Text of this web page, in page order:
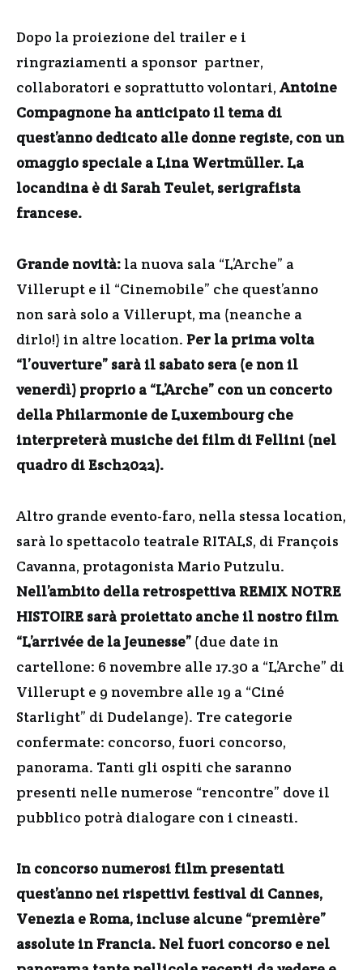
Dopo la proiezione del trailer e i
ringraziamenti a sponsor partner,
collaboratori e soprattutto volontari, Antoine
Compagnone ha anticipato il tema di
quest’anno dedicato alle donne registe, con un
omaggio speciale a Lina Wertmüller.La
locandina è di Sarah Teulet, serigrafista
francese.
Grande novità:la nuova sala “L’Arche” a
Villerupt e il “Cinemobile” che quest’anno
non sarà solo a Villerupt, ma (neanche a
dirlo!) in altre location. Per la prima volta
“l’ouverture” sarà il sabato sera (e non il
venerdì) proprio a “L’Arche” con un concerto
della Philarmonie de Luxembourg che
interpreterà musiche dei film di Fellini (nel
quadro di Esch2022).
Altro grande evento-faro, nella stessa location,
sarà lo spettacolo teatrale RITALS, di François
Cavanna, protagonista Mario Putzulu.
Nell’ambito della retrospettiva REMIX NOTRE
HISTOIRE sarà proiettato anche il nostro film
“L’arrivée de la Jeunesse” (due date in
cartellone: 6 novembre alle 17.30 a “L’Arche” di
Villerupt e 9 novembre alle 19 a “Ciné
Starlight” di Dudelange). Tre categorie
confermate: concorso, fuori concorso,
panorama. Tanti gli ospiti che saranno
presenti nelle numerose “rencontre” dove il
pubblico potrà dialogare con i cineasti.
In concorso numerosi film presentati
quest’anno nei rispettivi festival di Cannes,
Venezia e Roma, incluse alcune “première”
assolute in Francia. Nel fuori concorso e nel